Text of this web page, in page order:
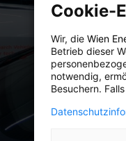
Cookie-
Wir, die Wien
Betrieb dieser
notwendig,
Besuchern.